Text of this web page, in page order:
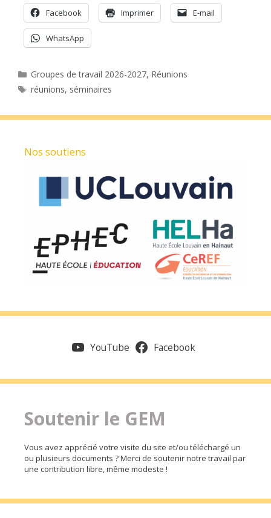
Facebook Imprimer E-mail
WhatsApp
Catégories
Groupes de travail 2026-2027, Réunions
Étiquettes
réunions, séminaires
Nos soutiens
YouTube Facebook
Soutenir le GEM
Vous avez apprécié votre visite du site et/ou téléchargé un
ou plusieurs documents ? Merci de soutenir notre travail par
une contribution libre, même modeste !